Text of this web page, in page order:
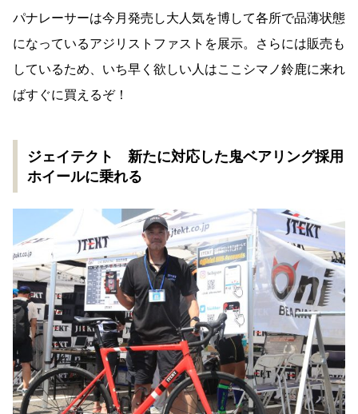
パナレーサーは今月発売し大人気を博して各所で品薄状態
になっているアジリストファストを展示。さらには販売も
しているため、いち早く欲しい人はここシマノ鈴鹿に来れ
ばすぐに買えるぞ！
ジェイテクト 新たに対応した鬼ベアリング採用
ホイールに乗れる